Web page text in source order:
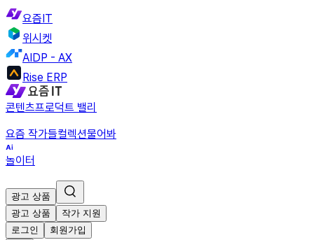
요즘IT
위시켓
AIDP - AX
Rise ERP
콘텐츠프로덕트 밸리
요즘 작가들컬렉션물어봐
놀이터
광고 상품
광고 상품
작가 지원
로그인
회원가입